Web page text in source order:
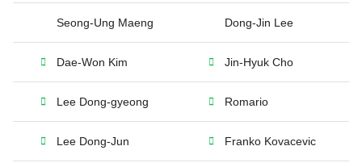
Seong-Ung Maeng Dong-Jin Lee
Dae-Won Kim Jin-Hyuk Cho
Lee Dong-gyeong Romario
Lee Dong-Jun Franko Kovacevic